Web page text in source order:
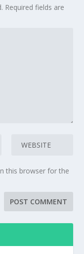
Required fields are
this browser for the